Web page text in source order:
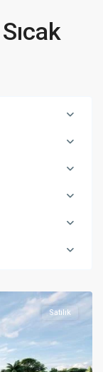
Satılık